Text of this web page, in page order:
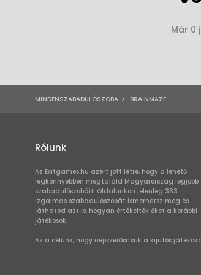
Már 0
MINDENSZABADULÓSZOBA > BRAINMAZE
Rólunk
Az Exitgames.hu azért jött létre, hogy a lehető
legkönnyebben megtaláld Magyarország legjobb
szabadulószobáit. Oldalunkon jelenleg 363
izgalmas szabadulószobát ismerhetsz meg és
láthatod azt is, hogyan értékelték őket a korábbi
játékosok.
Az a célunk, hogy népszerűsítsük a kijutós